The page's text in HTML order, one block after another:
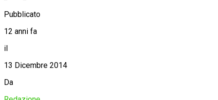
Pubblicato
12 anni fa
il
13 Dicembre 2014
Da